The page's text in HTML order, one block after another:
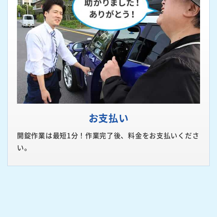
お支払い
開錠作業は最短1分！作業完了後、料金をお支払いくださ
い。